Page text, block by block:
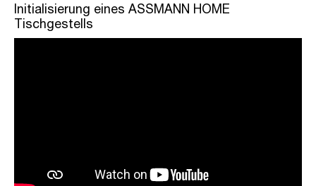
Initialisierung eines ASSMANN HOME
Tischgestells